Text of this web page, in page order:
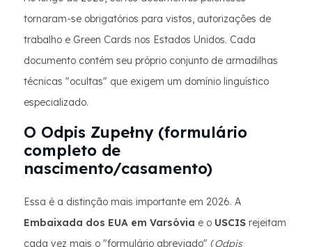
tornaram-se obrigatórios para vistos, autorizações de
trabalho e Green Cards nos Estados Unidos. Cada
documento contém seu próprio conjunto de armadilhas
técnicas "ocultas" que exigem um domínio linguístico
especializado.
O Odpis Zupełny (formulário
completo de
nascimento/casamento)
Essa é a distinção mais importante em 2026. A
Embaixada dos EUA em Varsóvia e o USCIS rejeitam
cada vez mais o "formulário abreviado" (Odpis